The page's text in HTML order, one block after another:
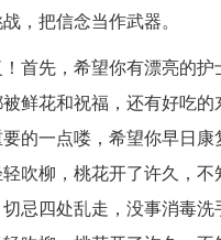
，把信念当作武器。
首先，希望你有漂亮的护
鲜花和祝福，还有好吃的
的一点喽，希望你早日康
吹柳，桃花开了许久，
忌四处乱走，没事消毒洗